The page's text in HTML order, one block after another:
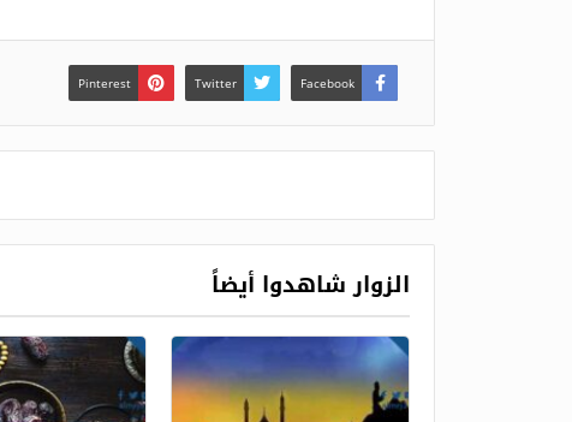
Facebook
Twitter
Pinterest
الزوار شاهدوا أيضاً